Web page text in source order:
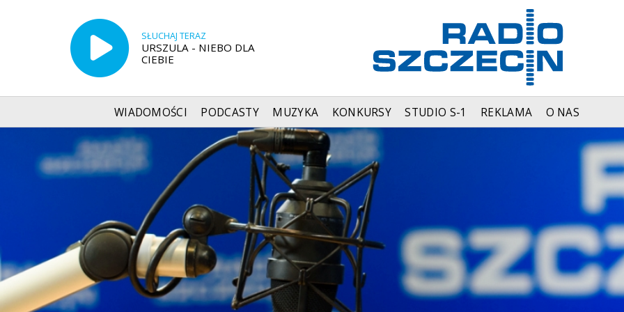
SŁUCHAJ TERAZ
URSZULA - NIEBO DLA
CIEBIE
WIADOMOŚCI PODCASTY MUZYKA KONKURSY STUDIO S-1 REKLAMA O NAS